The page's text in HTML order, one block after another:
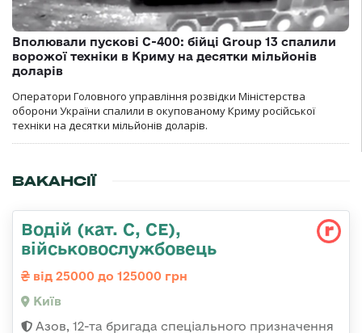
Вполювали пускові С-400: бійці Group 13 спалили
ворожої техніки в Криму на десятки мільйонів
доларів
Оператори Головного управління розвідки Міністерства
оборони України спалили в окупованому Криму російської
техніки на десятки мільйонів доларів.
ВАКАНСІЇ
Водій (кат. С, СЕ),
військовослужбовець
від 25000 до 125000 грн
Київ
Азов, 12-та бригада спеціального призначення